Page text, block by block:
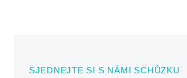
SJEDNEJTE SI S NÁMI SCHŮZKU